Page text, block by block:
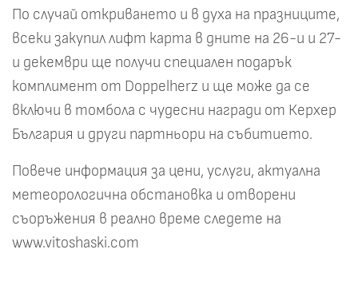
По случай откриването и в духа на празниците,
всеки закупил лифт карта в дните на 26-и и 27-
и декември ще получи специален подарък
комплимент от Doppelherz и ще може да се
включи в томбола с чудесни награди от Керхер
България и други партньори на събитието.
Повече информация за цени, услуги, актуална
метеорологична обстановка и отворени
съоръжения в реално време следете на
www.vitoshaski.com